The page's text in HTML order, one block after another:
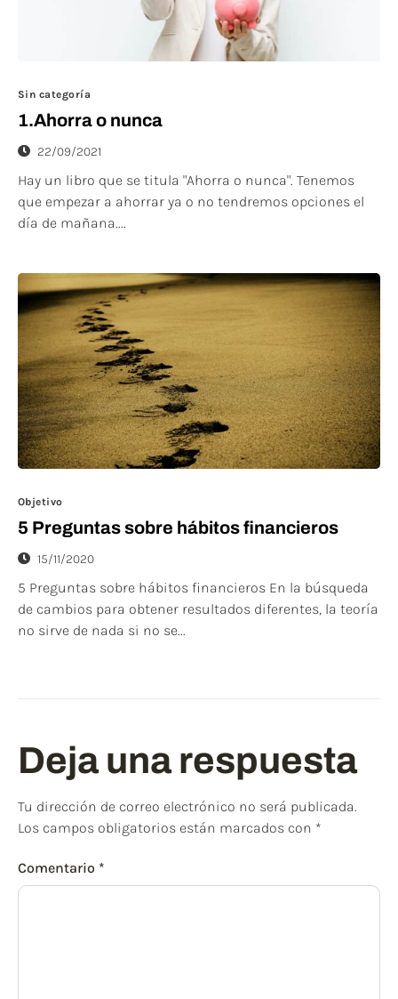
Sin categoría
1.Ahorra o nunca
22/09/2021
Hay un libro que se titula "Ahorra o nunca". Tenemos
que empezar a ahorrar ya o no tendremos opciones el
día de mañana....
Objetivo
5 Preguntas sobre hábitos financieros
15/11/2020
5 Preguntas sobre hábitos financieros En la búsqueda
de cambios para obtener resultados diferentes, la teoría
no sirve de nada si no se...
Deja una respuesta
Tu dirección de correo electrónico no será publicada.
Los campos obligatorios están marcados con *
Comentario *